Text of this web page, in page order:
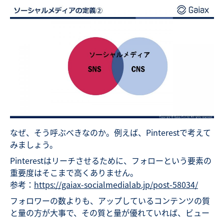
なぜ、そう呼ぶべきなのか。例えば、Pinterestで考えて
みましょう。
Pinterestはリーチさせるために、フォローという要素の
重要度はそこまで高くありません。
参考： https://gaiax-socialmedialab.jp/post-58034/
フォロワーの数よりも、アップしているコンテンツの質
と量の方が大事で、その質と量が優れていれば、ビュー